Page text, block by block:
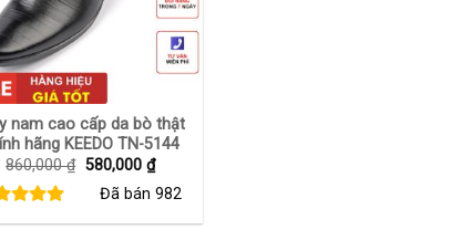
nam cao cấp da bò thật
hãng KEEDO TN-5144
860,000₫ Giá
580,000 ₫Giá
tại
580,000 ₫.
Đã bán 982